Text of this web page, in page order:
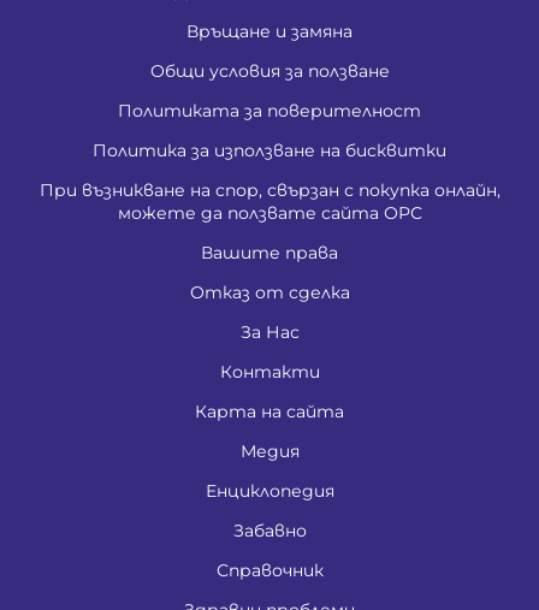
Връщане и замяна
Общи условия за ползване
Политиката за поверителност
Политика за използване на бисквитки
При възникване на спор, свързан с покупка онлайн,
можете да ползвате сайта ОРС
Вашите права
Отказ от сделка
За Нас
Контакти
Карта на сайта
Медия
Енциклопедия
Забавно
Справочник